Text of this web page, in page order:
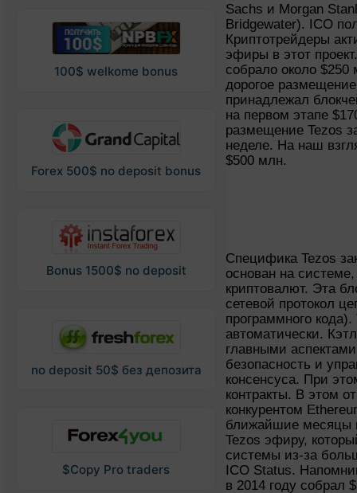
100$ welkome bonus
Forex 500$ no deposit bonus
Bonus 1500$ no deposit
no deposit 50$ без депозита
$Copy Pro traders
Sachs и Morgan
Bridgewater). ICO
Криптотрейдеры
эфиры в этот
собрало около
дорогое
принадлежал
на первом этапе
размещение Tezos
неделе. На наш
$500 млн.
Специфика Tezos
основан на
криптовалют. Эта
сетевой протокол
программного
автоматически.
главными
безопасность и
консенсуса. При
контракты. В этом
конкурентом
ближайшие месяцы
Tezos эфиру,
системы из-за
ICO Status.
в 2014 году собрал